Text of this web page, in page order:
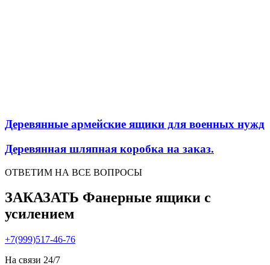
Деревянные армейские ящики для военных нужд
Деревянная шляпная коробка на заказ.
ОТВЕТИМ НА ВСЕ ВОПРОСЫ
ЗАКАЗАТЬ Фанерные ящики с
усилением
+7(999)517-46-76
На связи 24/7